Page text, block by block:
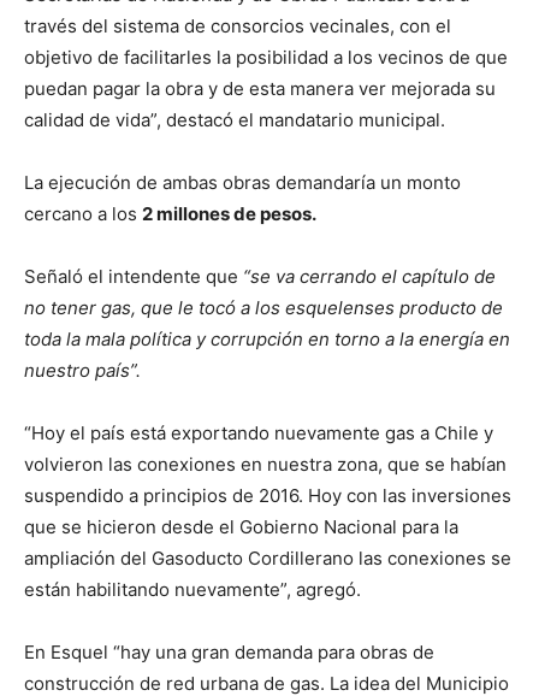
través del sistema de consorcios vecinales, con el
objetivo de facilitarles la posibilidad a los vecinos de que
puedan pagar la obra y de esta manera ver mejorada su
calidad de vida”, destacó el mandatario municipal.
La ejecución de ambas obras demandaría un monto
cercano a los 2 millones de pesos.
Señaló el intendente que “se va cerrando el capítulo de
no tener gas, que le tocó a los esquelenses producto de
toda la mala política y corrupción en torno a la energía en
nuestro país”.
“Hoy el país está exportando nuevamente gas a Chile y
volvieron las conexiones en nuestra zona, que se habían
suspendido a principios de 2016. Hoy con las inversiones
que se hicieron desde el Gobierno Nacional para la
ampliación del Gasoducto Cordillerano las conexiones se
están habilitando nuevamente”, agregó.
En Esquel “hay una gran demanda para obras de
construcción de red urbana de gas. La idea del Municipio